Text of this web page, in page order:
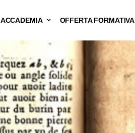
ACCADEMIA OFFERTA FORMATIVA